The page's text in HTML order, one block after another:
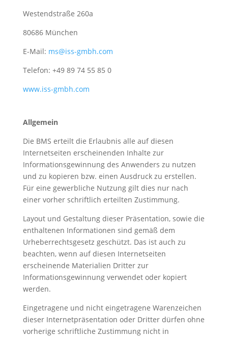
Westendstraße 260a
80686 München
E-Mail: ms@iss-gmbh.com
Telefon: +49 89 74 55 85 0
www.iss-gmbh.com
Allgemein
Die BMS erteilt die Erlaubnis alle auf diesen
Internetseiten erscheinenden Inhalte zur
Informationsgewinnung des Anwenders zu nutzen
und zu kopieren bzw. einen Ausdruck zu erstellen.
Für eine gewerbliche Nutzung gilt dies nur nach
einer vorher schriftlich erteilten Zustimmung.
Layout und Gestaltung dieser Präsentation, sowie die
enthaltenen Informationen sind gemäß dem
Urheberrechtsgesetz geschützt. Das ist auch zu
beachten, wenn auf diesen Internetseiten
erscheinende Materialien Dritter zur
Informationsgewinnung verwendet oder kopiert
werden.
Eingetragene und nicht eingetragene Warenzeichen
dieser Internetpräsentation oder Dritter dürfen ohne
vorherige schriftliche Zustimmung nicht in